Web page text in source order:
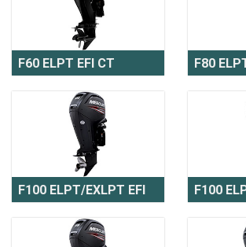
F60 ELPT EFI CT F80
F100 ELPT/EXLPT EFI